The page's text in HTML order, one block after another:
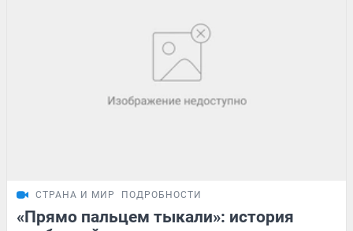
СТРАНА И МИР ПОДРОБНОСТИ
«Прямо пальцем тыкали»: история